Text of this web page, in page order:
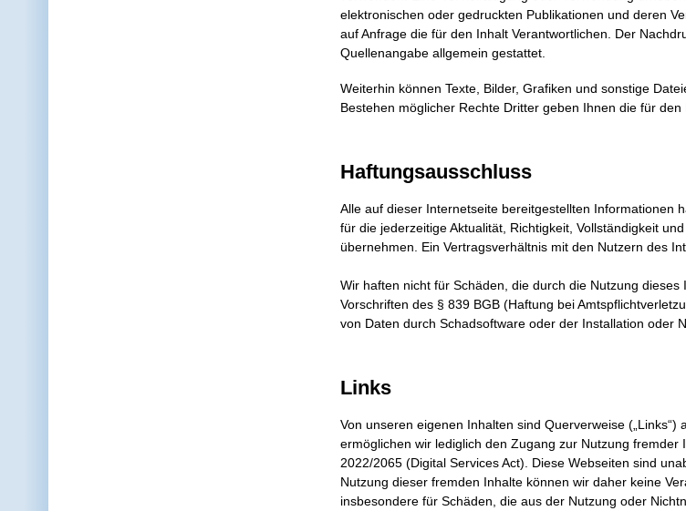
elektronischen oder gedruckten Publikationen und deren
auf Anfrage die für den Inhalt Verantwortlichen. Der
Quellenangabe allgemein gestattet.
Weiterhin können Texte, Bilder, Grafiken und sonstige
Bestehen möglicher Rechte Dritter geben Ihnen die für
Haftungsausschluss
Alle auf dieser Internetseite bereitgestellten Informationen
für die jederzeitige Aktualität, Richtigkeit, Vollständigkeit
übernehmen. Ein Vertragsverhältnis mit den Nutzern des
Wir haften nicht für Schäden, die durch die Nutzung
Vorschriften des § 839 BGB (Haftung bei
von Daten durch Schadsoftware oder der Installation oder
Links
Von unseren eigenen Inhalten sind Querverweise
ermöglichen wir lediglich den Zugang zur Nutzung fremder
2022/2065 (Digital Services Act). Diese Webseiten sind
Nutzung dieser fremden Inhalte können wir daher keine
insbesondere für Schäden, die aus der Nutzung oder